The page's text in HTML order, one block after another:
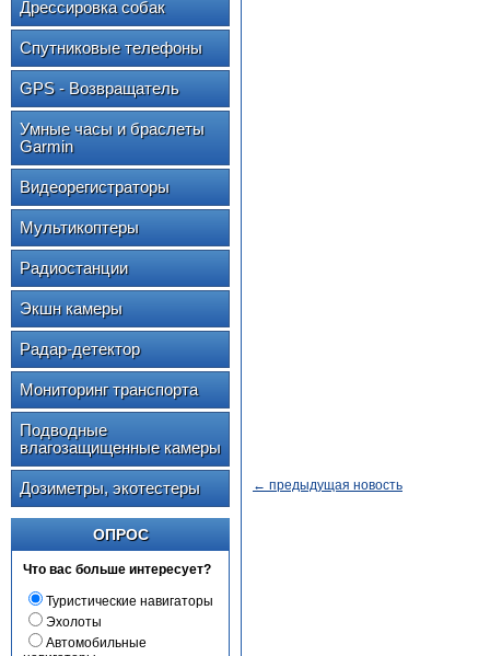
Дрессировка собак
Спутниковые телефоны
GPS - Возвращатель
Умные часы и браслеты
Garmin
Видеорегистраторы
Мультикоптеры
Радиостанции
Экшн камеры
Радар-детектор
Мониторинг транспорта
Подводные
влагозащищенные камеры
Дозиметры, экотестеры
ОПРОС
Что вас больше интересует?
Туристические навигаторы
Эхолоты
Автомобильные
← предыдущая новость